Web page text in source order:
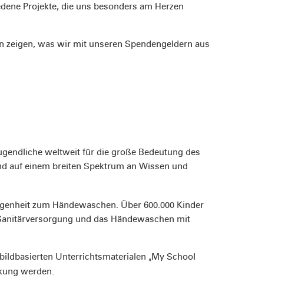
Projekte, die uns besonders am Herzen
was wir mit unseren Spendengeldern aus
weltweit für die große Bedeutung des
auf einem breiten Spektrum an Wissen und
zum Händewaschen. Über 600.000 Kinder
und das Händewaschen mit
Unterrichtsmaterialen „My School
werden.